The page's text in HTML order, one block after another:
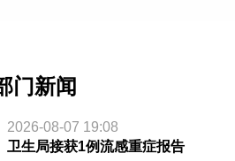
门新闻
2026-08-07 19:08
卫生局接获1例流感重症报告